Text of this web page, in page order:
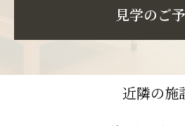
見学のご
近隣の施